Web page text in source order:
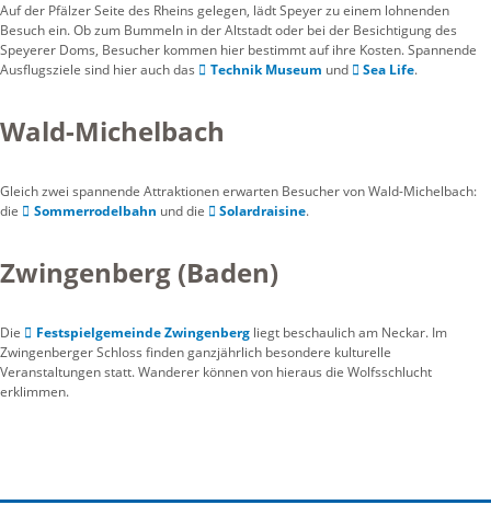
Auf der Pfälzer Seite des Rheins gelegen, lädt Speyer zu einem lohnenden
Besuch ein. Ob zum Bummeln in der Altstadt oder bei der Besichtigung des
Speyerer Doms, Besucher kommen hier bestimmt auf ihre Kosten. Spannende
Ausflugsziele sind hier auch das
Technik Museum und Sea Life.
Wald-Michelbach
Gleich zwei spannende Attraktionen erwarten Besucher von Wald-Michelbach:
die
Sommerrodelbahn und die Solardraisine.
Zwingenberg (Baden)
Die Festspielgemeinde Zwingenbergliegt beschaulich am Neckar. Im
Zwingenberger Schloss finden ganzjährlich besondere kulturelle
Veranstaltungen statt. Wanderer können von hieraus die Wolfsschlucht
erklimmen.